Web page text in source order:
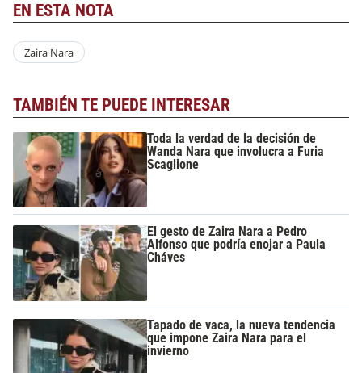
EN ESTA NOTA
Zaira Nara
TAMBIÉN TE PUEDE INTERESAR
Toda la verdad de la decisión de
Wanda Nara que involucra a Furia
Scaglione
El gesto de Zaira Nara a Pedro
Alfonso que podría enojar a Paula
Cháves
Tapado de vaca, la nueva tendencia
que impone Zaira Nara para el
invierno